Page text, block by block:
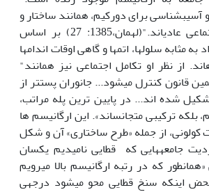
آسیب­شناسی برای دورکیم، همانند ساختار و
کارکرد مفاهیم اجتماعی عادی­اند."(له­مان،1385: 27) بر اساس
مثابه سلول­ها، اتمها و گاهی اوقات اندامها
از نظر او تکامل اجتماعی نیز همانند"
قانون کنترل می­شود... جانوران پست­تر از
شده اند... در پایین ترین پله مراتب،
بلکه ترکیبی متجانس­اند». این ارگانیسم ها
کولونی، از جمله «طرح ساختاری» آن و شکل
جامعه­هایی که قطایی نامیدیم یکسان
که در رتبه ارگانیسم بالا می­رویم
اینکه سنخ قطایی محو می­شود درجه­ی